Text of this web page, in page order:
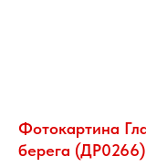
Фотокартина
берега (ДР0266)